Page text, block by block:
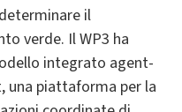
il
verde. Il WP3 ha
integrato agent-
una piattaforma per la